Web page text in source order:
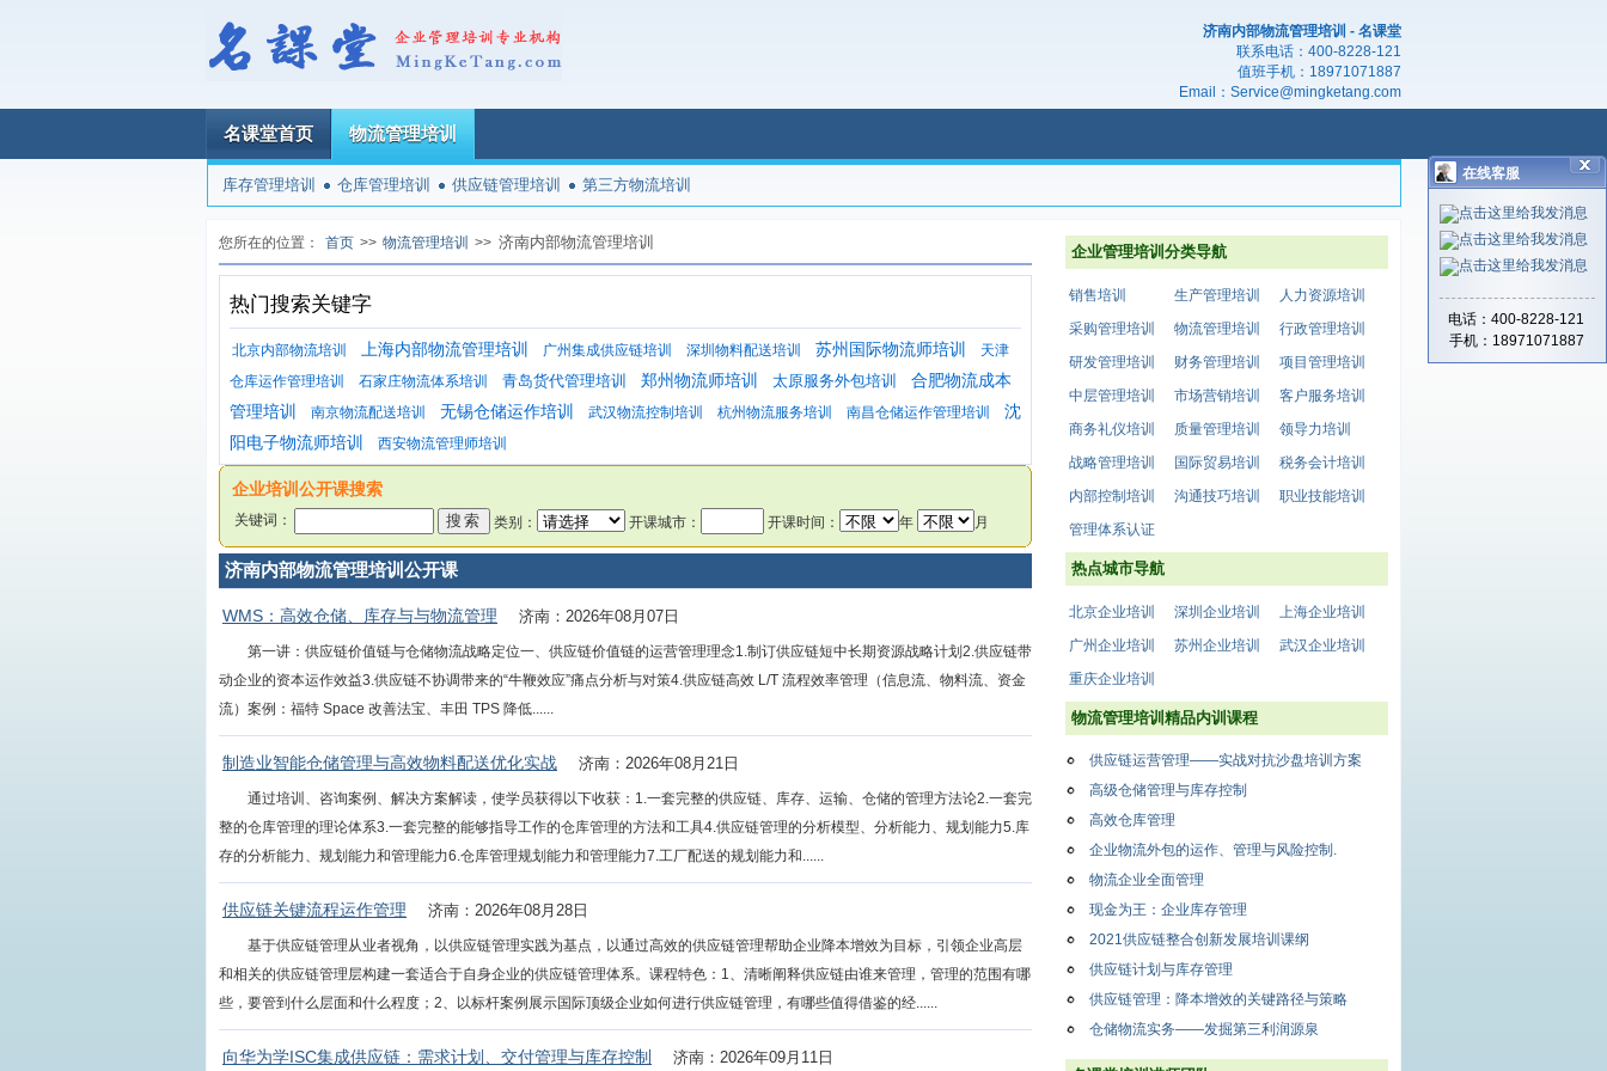
济南内部物流管理培训 - 名课堂
联系电话： 400-8228-121
值班手机： 18971071887
Email： Service@mingketang.com
名课堂首页 物流管理培训
库存管理培训 仓库管理培训 供应链管理培训 第三方物流培训
您所在的位置： 首页 >> 物流管理培训 >> 济南内部物流管理培训
热门搜索关键字
北京内部物流培训 上海内部物流管理培训 广州集成供应链培训 深圳物料配送培训 苏州国际物流师培训
天津
仓库运作管理培训
石家庄物流体系培训 青岛货代管理培训 郑州物流师培训 太原服务外包培训
合肥物流成本
管理培训
南京物流配送培训 无锡仓储运作培训 武汉物流控制培训 杭州物流服务培训 南昌仓储运作管理培训
沈
阳电子物流师培训
西安物流管理师培训
企业培训公开课搜索
关键词： 类别： 开课城市： 开课时间： 年 月
济南内部物流管理培训公开课
WMS：高效仓储、库存与与物流管理 济南：2026年08月07日
第一讲：供应链价值链与仓储物流战略定位一、供应链价值链的运营管理理念1.制订供应链短中长期资源战略计划2.供应链带
动企业的资本运作效益3.供应链不协调带来的“牛鞭效应”痛点分析与对策4.供应链高效 L/T 流程效率管理（信息流、物料流、资金
流）案例：福特 Space 改善法宝、丰田 TPS 降低......
制造业智能仓储管理与高效物料配送优化实战 济南：2026年08月21日
通过培训、咨询案例、解决方案解读，使学员获得以下收获：1.一套完整的供应链、库存、运输、仓储的管理方法论2.一套完
整的仓库管理的理论体系3.一套完整的能够指导工作的仓库管理的方法和工具4.供应链管理的分析模型、分析能力、规划能力5.库
存的分析能力、规划能力和管理能力6.仓库管理规划能力和管理能力7.工厂配送的规划能力和......
供应链关键流程运作管理 济南：2026年08月28日
基于供应链管理从业者视角，以供应链管理实践为基点，以通过高效的供应链管理帮助企业降本增效为目标，引领企业高层
和相关的供应链管理层构建一套适合于自身企业的供应链管理体系。课程特色：1、清晰阐释供应链由谁来管理，管理的范围有哪
些，要管到什么层面和什么程度；2、以标杆案例展示国际顶级企业如何进行供应链管理，有哪些值得借鉴的经......
向华为学ISC集成供应链：需求计划、交付管理与库存控制 济南：2026年09月11日
企业管理培训分类导航
销售培训 生产管理培训
人力资源培训
采购管理培训
物流管理培训
行政管理培训
研发管理培训
财务管理培训
项目管理培训
中层管理培训
市场营销培训
客户服务培训
商务礼仪培训
质量管理培训
领导力培训
战略管理培训
国际贸易培训
税务会计培训
内部控制培训
沟通技巧培训
职业技能培训
管理体系认证
热点城市导航
北京企业培训 深圳企业培训
上海企业培训
广州企业培训
苏州企业培训
武汉企业培训
重庆企业培训
物流管理培训精品内训课程
供应链运营管理——实战对抗沙盘培训方案
高级仓储管理与库存控制
高效仓库管理
企业物流外包的运作、管理与风险控制.
物流企业全面管理
现金为王：企业库存管理
2021供应链整合创新发展培训课纲
供应链计划与库存管理
供应链管理：降本增效的关键路径与策略
仓储物流实务——发掘第三利润源泉
在线客服
电话：400-8228-121
手机：18971071887